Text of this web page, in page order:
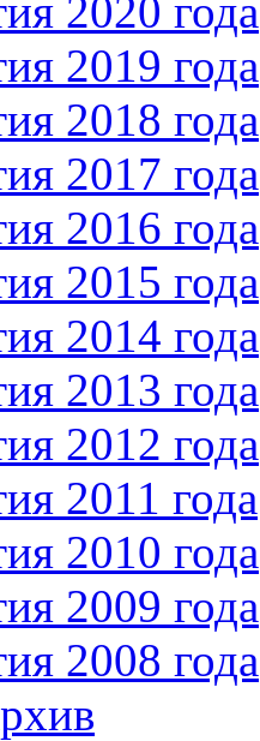
2020 года
2019 года
2018 года
2017 года
2016 года
2015 года
2014 года
2013 года
2012 года
2011 года
2010 года
2009 года
2008 года